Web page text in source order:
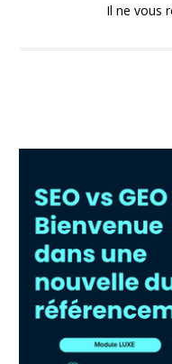
Il ne vous